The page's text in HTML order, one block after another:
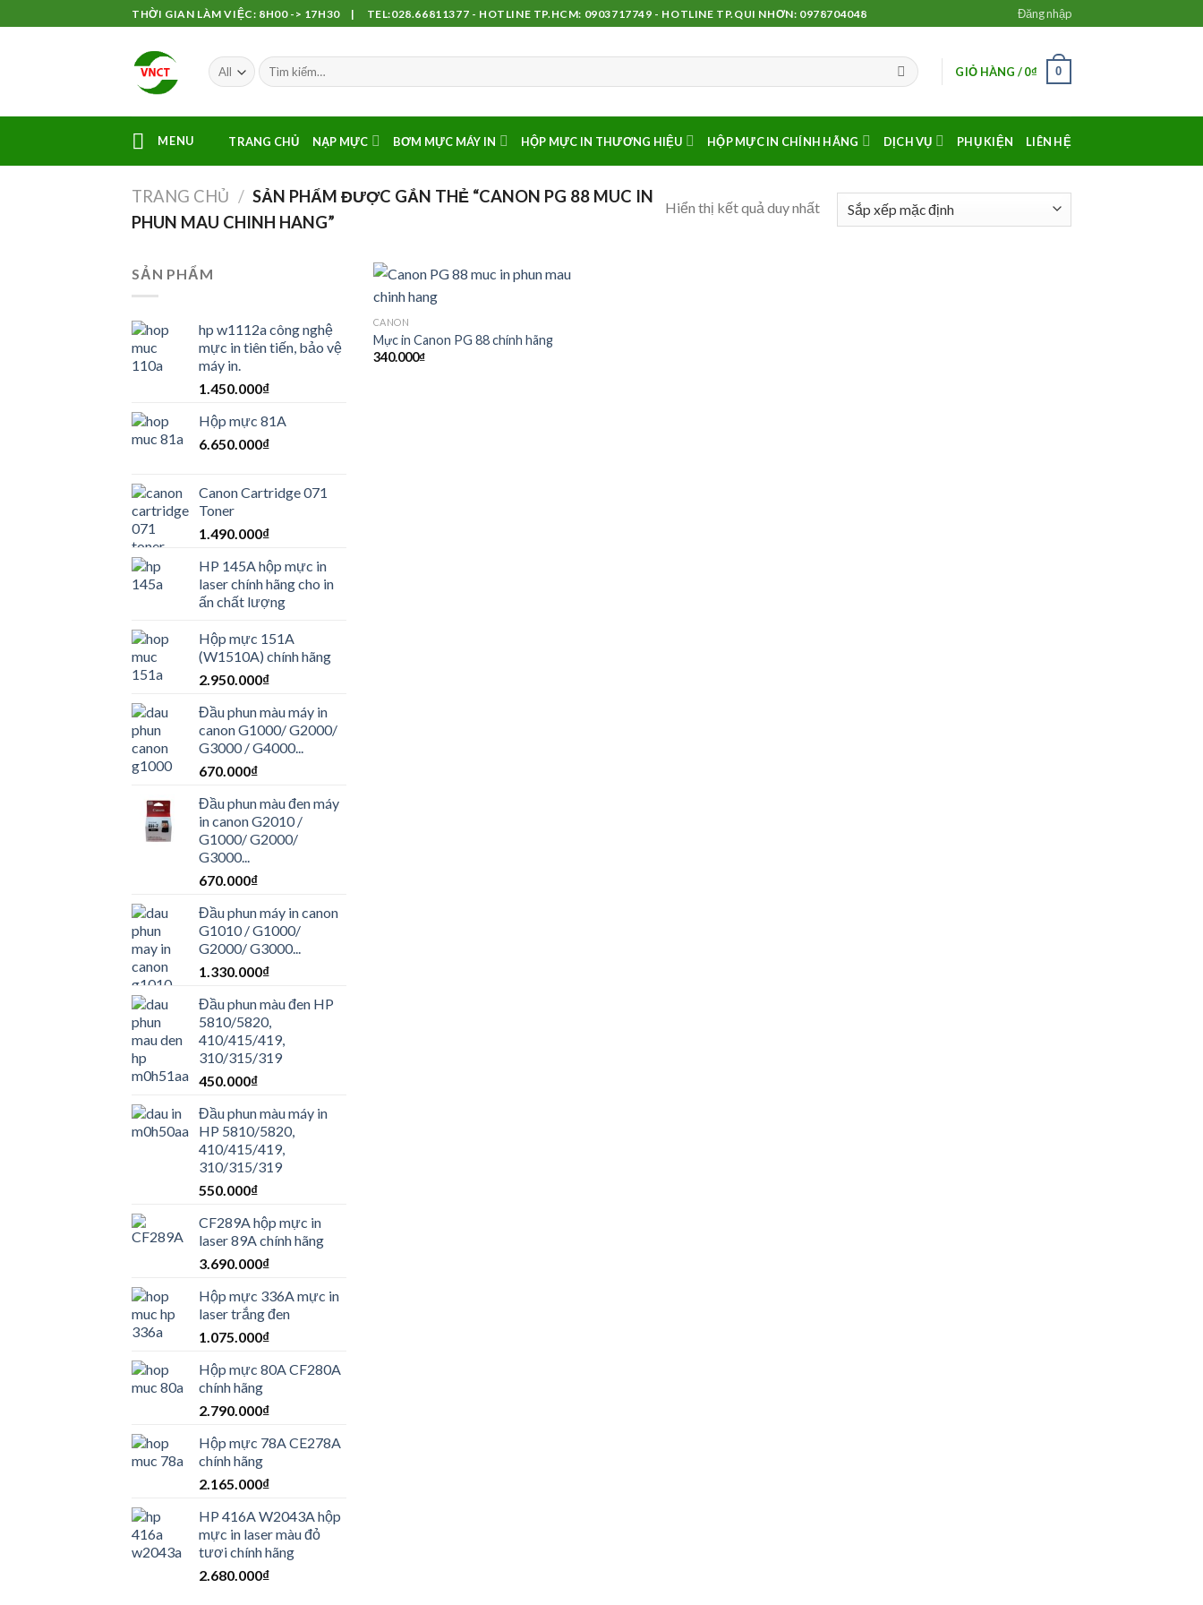
to
THỜI GIAN LÀM VIỆC: 8H00 -> 17H30 | TEL:028.66811377 - HOTLINE TP.HCM: 0903717749 - HOTLINE TP.QUI NHƠN: 0978704048 Đăng nhập
GIỎ HÀNG /0₫ 0
MENU TRANG CHỦ NẠP MỰC BƠM MỰC MÁY IN HỘP MỰC IN THƯƠNG HIỆU HỘP MỰC IN CHÍNH HÃNG DỊCH VỤ PHỤ KIỆN LIÊN HỆ
TRANG CHỦ / SẢN PHẨM ĐƯỢC GẮN THẺ “CANON PG 88 MUC IN
PHUN MAU CHINH HANG”
Hiển thị kết quả duy nhất
SẢN PHẨM
hp w1112a công nghệ
mực in tiên tiến, bảo vệ
máy in.
1.450.000₫
Hộp mực 81A
6.650.000₫
Canon Cartridge 071
Toner
1.490.000₫
HP 145A hộp mực in
laser chính hãng cho in
ấn chất lượng
Hộp mực 151A
(W1510A) chính hãng
2.950.000₫
Đầu phun màu máy in
canon G1000/ G2000/
G3000 / G4000...
670.000₫
Đầu phun màu đen máy
in canon G2010 /
G1000/ G2000/
G3000...
670.000₫
Đầu phun máy in canon
G1010 / G1000/
G2000/ G3000...
1.330.000₫
Đầu phun màu đen HP
5810/5820,
410/415/419,
310/315/319
450.000₫
Đầu phun màu máy in
HP 5810/5820,
410/415/419,
310/315/319
550.000₫
CF289A hộp mực in
laser 89A chính hãng
3.690.000₫
Hộp mực 336A mực in
laser trắng đen
1.075.000₫
Hộp mực 80A CF280A
chính hãng
2.790.000₫
Hộp mực 78A CE278A
chính hãng
2.165.000₫
HP 416A W2043A hộp
mực in laser màu đỏ
tươi chính hãng
2.680.000₫
CANON
Mực in Canon PG 88 chính hãng
340.000₫